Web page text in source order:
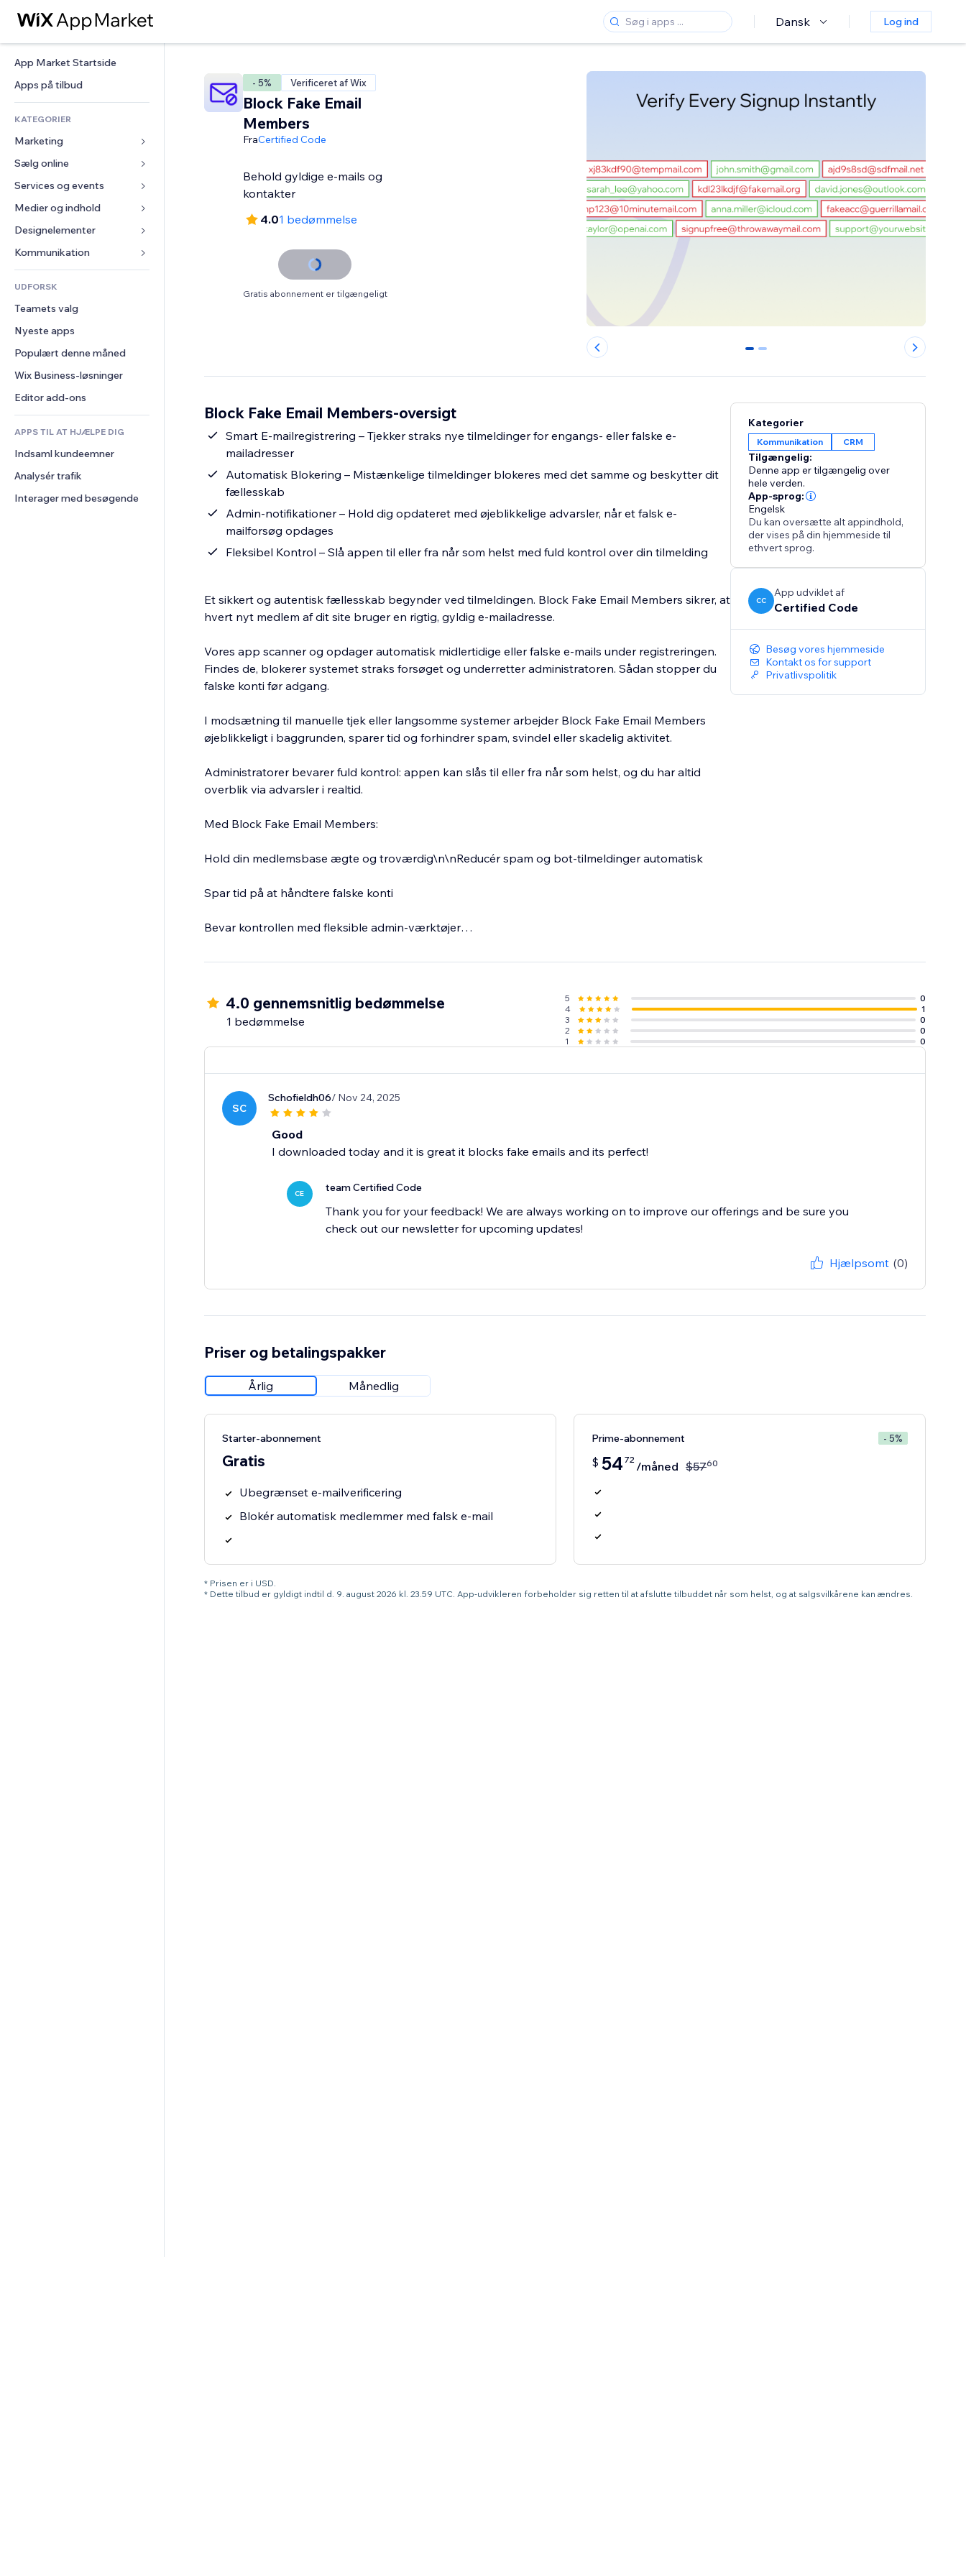
Dansk Log ind
App Market Startside
Apps på tilbud
KATEGORIER
Marketing
Annoncer
Mobil
Statistikker
Hjemmesideregister
E-mail
Sælg online
Apps til Webshops
Forsendelse og levering
Sælg-knapper
Bogføring
Kuponer og loyalitet
Lagerløsninger
Services og events
Hoteller
Events
Restauranter
Ejendomshandel
Bookinger
Medier og indhold
Galleri
Musik
Podcasts
Fotografi
Video
PDF
Fildeling
Nyheder
Designelementer
Kort og Navigation
Privatliv & Sikkerhed
Ur
Sideskabeloner
Billedeffekter
Knapper og menuer
Bannere og badges
Lommeregnere
Søg
Vejr
Diagrammer og tabeller
Formularer
Meningsmålinger
Chat
Kommentarer
Telefon
Fællesskab
Anmeldelser og anbefalinger
CRM
UDFORSK
Teamets valg
Nyeste apps
Populært denne måned
Wix Business-løsninger
Editor add-ons
APPS TIL AT HJÆLPE DIG
Indsaml kundeemner
Analysér trafik
Interager med besøgende
- 5% Verificeret af Wix
Block Fake Email
Members
FraCertified Code
Behold gyldige e-mails og
kontakter
4.01 bedømmelse
Gratis abonnement er tilgængeligt
0 1
Block Fake Email Members-oversigt
Smart E-mailregistrering – Tjekker straks nye tilmeldinger for engangs- eller falske e-
mailadresser
Automatisk Blokering – Mistænkelige tilmeldinger blokeres med det samme og beskytter dit
fællesskab
Admin-notifikationer – Hold dig opdateret med øjeblikkelige advarsler, når et falsk e-
mailforsøg opdages
Fleksibel Kontrol – Slå appen til eller fra når som helst med fuld kontrol over din tilmelding
Et sikkert og autentisk fællesskab begynder ved tilmeldingen. Block Fake Email Members sikrer, at
hvert nyt medlem af dit site bruger en rigtig, gyldig e-mailadresse.
Vores app scanner og opdager automatisk midlertidige eller falske e-mails under registreringen.
Findes de, blokerer systemet straks forsøget og underretter administratoren. Sådan stopper du
falske konti før adgang.
I modsætning til manuelle tjek eller langsomme systemer arbejder Block Fake Email Members
øjeblikkeligt i baggrunden, sparer tid og forhindrer spam, svindel eller skadelig aktivitet.
Administratorer bevarer fuld kontrol: appen kan slås til eller fra når som helst, og du har altid
overblik via advarsler i realtid.
Med Block Fake Email Members:
Hold din medlemsbase ægte og troværdig\n\nReducér spam og bot-tilmeldinger automatisk
Spar tid på at håndtere falske konti
Bevar kontrollen med fleksible admin-værktøjer
Beskyt din platform, styrk tilliden og sørg for, at kun gyldige medlemmer tilmelder sig, fra i dag.
Kategorier
Kommunikation CRM
Tilgængelig:
Denne app er tilgængelig over
hele verden.
App-sprog:
Engelsk
Du kan oversætte alt appindhold,
der vises på din hjemmeside til
ethvert sprog.
CC
App udviklet af
Certified Code
Besøg vores hjemmeside
Kontakt os for support
Privatlivspolitik
4.0 gennemsnitlig bedømmelse
1 bedømmelse
5
0
4
1
3
0
2
0
1
0
SC
Schofieldh06/ Nov 24, 2025
Good
I downloaded today and it is great it blocks fake emails and its perfect!
CE team Certified Code
Thank you for your feedback! We are always working on to improve our offerings and be sure you
check out our newsletter for upcoming updates!
Hjælpsomt (0)
Priser og betalingspakker
Årlig Månedlig
Starter-abonnement
Gratis
Ubegrænset e-mailverificering
Blokér automatisk medlemmer med falsk e-mail
Prime-abonnement - 5%
$ 54 72 /måned $5760
* Prisen er i USD.
* Dette tilbud er gyldigt indtil d. 9. august 2026 kl. 23.59 UTC. App-udvikleren forbeholder sig retten til at afslutte tilbuddet når som helst, og at salgsvilkårene kan ændres.